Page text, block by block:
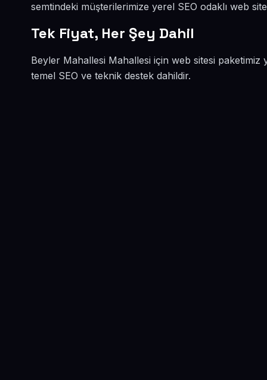
semtindeki müşterilerimize yerel SEO odaklı web
Tek Fiyat, Her Şey Dahil
Beyler Mahallesi Mahallesi için web sitesi paketimiz
temel SEO ve teknik destek dahildir.